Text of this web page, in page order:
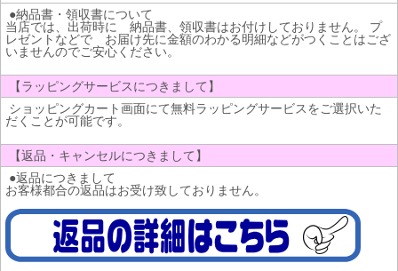
●納品書・領収書について
当店では、出荷時に 納品書、領収書はお付けしておりません。 プ
レゼントなどで お届け先に金額のわかる明細などがつくことはござ
いませんのでご安心ください。
【ラッピングサービスにつきまして】
ショッピングカート画面にて無料ラッピングサービスをご選択いた
だくことが可能です。
【返品・キャンセルにつきまして】
●返品につきまして
お客様都合の返品はお受け致しておりません。